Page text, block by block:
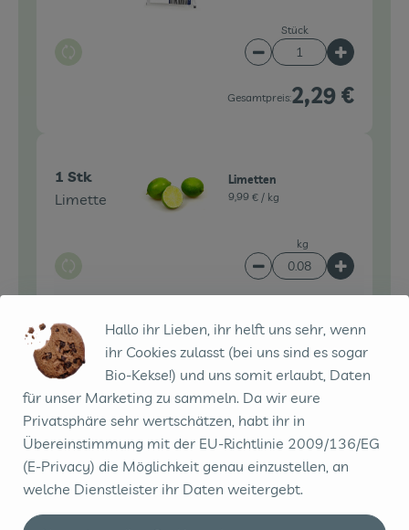
Auswahl ändern
Stück
Artikelanzahl
Gesamtpreis:2,29 €
1 Stk
Limette
Auswahl ändern
Limetten
9,99 € / kg
kg
Artikelanzahl
Du hast sicher:
1 Stk
Peperoni, mild
Hallo ihr Lieben, ihr helft uns sehr, wenn
ihr Cookies zulasst (bei uns sind es sogar
Bio-Kekse!) und uns somit erlaubt, Daten
für unser Marketing zu sammeln. Da wir eure
Privatsphäre sehr wertschätzen, habt ihr in
Übereinstimmung mit der EU-Richtlinie 2009/136/EG
(E-Privacy) die Möglichkeit genau einzustellen, an
welche Dienstleister ihr Daten weitergebt.